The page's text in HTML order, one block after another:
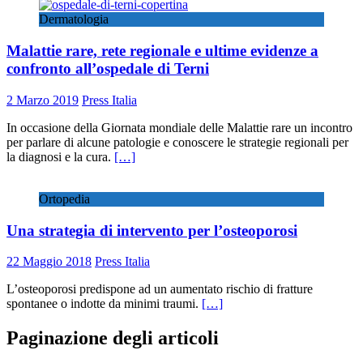
Dermatologia
Malattie rare, rete regionale e ultime evidenze a
confronto all’ospedale di Terni
2 Marzo 2019 Press Italia
In occasione della Giornata mondiale delle Malattie rare un incontro
per parlare di alcune patologie e conoscere le strategie regionali per
la diagnosi e la cura. […]
Ortopedia
Una strategia di intervento per l’osteoporosi
22 Maggio 2018 Press Italia
L’osteoporosi predispone ad un aumentato rischio di fratture
spontanee o indotte da minimi traumi. […]
Paginazione degli articoli